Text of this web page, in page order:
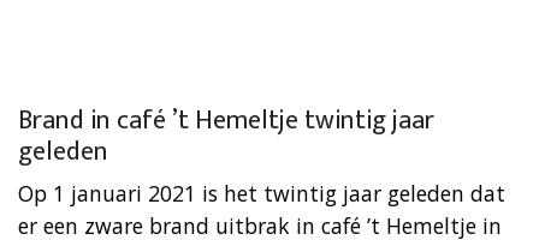
Brand in café ’t Hemeltje twintig jaar
geleden
Op 1 januari 2021 is het twintig jaar geleden dat
er een zware brand uitbrak in café ’t Hemeltje in